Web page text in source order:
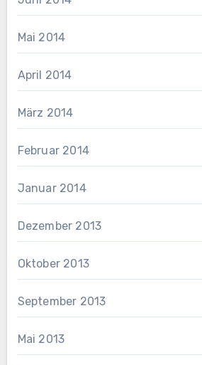
Mai 2014
April 2014
März 2014
Februar 2014
Januar 2014
Dezember 2013
Oktober 2013
September 2013
Mai 2013